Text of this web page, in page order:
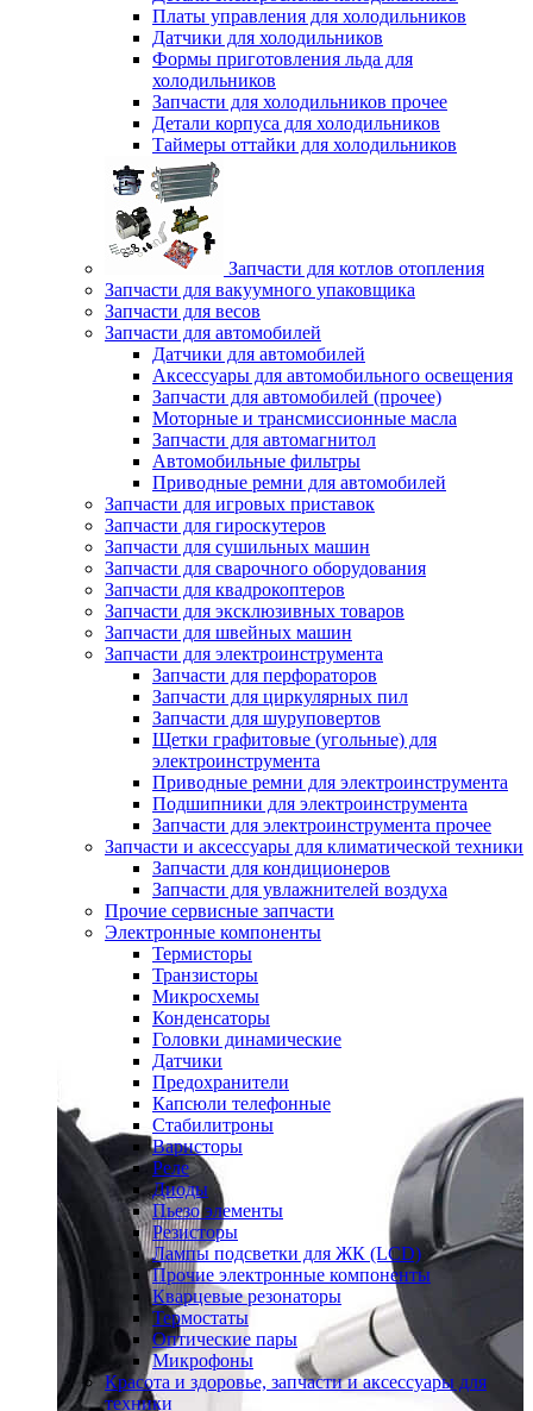
Платы управления для холодильников
Датчики для холодильников
Формы приготовления льда для
холодильников
Запчасти для холодильников прочее
Детали корпуса для холодильников
Таймеры оттайки для холодильников
Запчасти для котлов отопления
Запчасти для вакуумного упаковщика
Запчасти для весов
Запчасти для автомобилей
Датчики для автомобилей
Аксессуары для автомобильного освещения
Запчасти для автомобилей (прочее)
Моторные и трансмиссионные масла
Запчасти для автомагнитол
Автомобильные фильтры
Приводные ремни для автомобилей
Запчасти для игровых приставок
Запчасти для гироскутеров
Запчасти для сушильных машин
Запчасти для сварочного оборудования
Запчасти для квадрокоптеров
Запчасти для эксклюзивных товаров
Запчасти для швейных машин
Запчасти для электроинструмента
Запчасти для перфораторов
Запчасти для циркулярных пил
Запчасти для шуруповертов
Щетки графитовые (угольные) для
электроинструмента
Приводные ремни для электроинструмента
Подшипники для электроинструмента
Запчасти для электроинструмента прочее
Запчасти и аксессуары для климатической техники
Запчасти для кондиционеров
Запчасти для увлажнителей воздуха
Прочие сервисные запчасти
Электронные компоненты
Термисторы
Транзисторы
Микросхемы
Конденсаторы
Головки динамические
Датчики
Предохранители
Капсюли телефонные
Стабилитроны
Варисторы
Реле
Диоды
Пьезо элементы
Резисторы
Лампы подсветки для ЖК (LCD)
Прочие электронные компоненты
Кварцевые резонаторы
Термостаты
Оптические пары
Микрофоны
Красота и здоровье, запчасти и аксессуары для
техники